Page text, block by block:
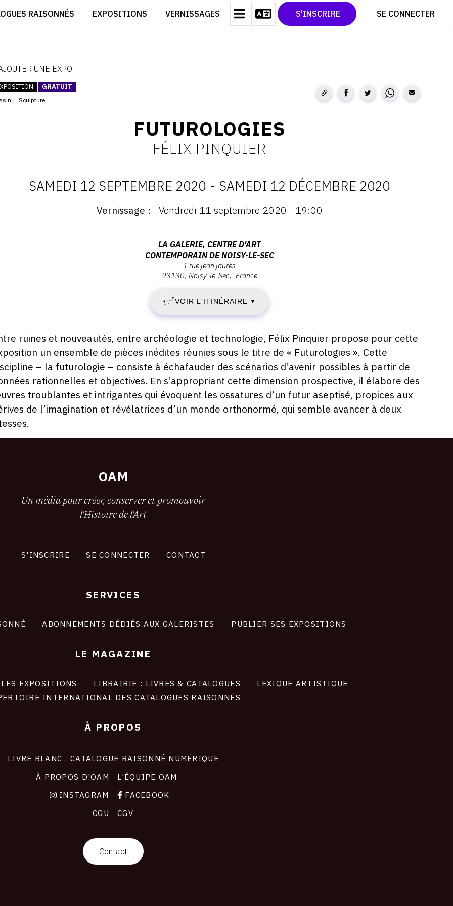
RAISONNÉS EXPOSITIONS VERNISSAGES S'INSCRIRE SE CONNECTER
CRÉER SON CATALOGUE D'EXPO
CONTACT
CGU
TWITTER
PINTEREST
UNE EXPO
GRATUIT
Sculpture
FUTUROLOGIES
FÉLIX PINQUIER
DATES
SAMEDI
12
SEPTEMBRE
2020
-
SAMEDI
12
DÉCEMBRE
2020
SAMEDI 12 SEPTEMBRE 2020 - SAMEDI 12 DÉCEMBRE 2020
Vernissage Vendredi 11 septembre 2020 - 19:00
contemporain
de
Noisy-
le-
Sec,
1
rue
Jean
Sec
LA GALERIE, CENTRE D'ART
CONTEMPORAIN DE NOISY-LE-SEC
1 rue jean jaurès
93130 Noisy-le-Sec France
VOIR L'ITINÉRAIRE ▼
ruines et nouveautés, entre archéologie et technologie, Félix Pinquier propose pour cette
un ensemble de pièces inédites réunies sous le titre de « Futurologies ». Cette
– la futurologie – consiste à échafauder des scénarios d’avenir possibles à partir de
rationnelles et objectives. En s’appropriant cette dimension prospective, il élabore des
troublantes et intrigantes qui évoquent les ossatures d’un futur aseptisé, propices aux
de l’imagination et révélatrices d’un monde orthonormé, qui semble avancer à deux
OAM
Un média pour créer, conserver et promouvoir
l'Histoire de l'Art
S'INSCRIRE SE CONNECTER CONTACT
SERVICES
ABONNEMENTS DÉDIÉS AUX GALERISTES PUBLIER SES EXPOSITIONS
LE MAGAZINE
LES EXPOSITIONS LIBRAIRIE : LIVRES & CATALOGUES
LEXIQUE ARTISTIQUE
INTERNATIONAL DES CATALOGUES RAISONNÉS
À PROPOS
LIVRE BLANC : CATALOGUE RAISONNÉ NUMÉRIQUE
À PROPOS D'OAM
L'ÉQUIPE OAM
INSTAGRAM
FACEBOOK
CGU
CGV
Contact